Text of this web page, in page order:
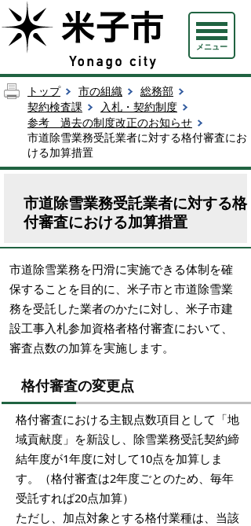
メニュー
トップ 市の組織
総務部
契約検査課
入札・契約制度
参考 過去の制度改正のお知らせ
市道除雪業務受託業者に対する格付審査にお
ける加算措置
市道除雪業務受託業者に対する格
付審査における加算措置
市道除雪業務を円滑に実施できる体制を確
保することを目的に、米子市と市道除雪業
務を受託した業者のかたに対し、米子市建
設工事入札参加資格者格付審査において、
審査点数の加算を実施します。
格付審査の変更点
格付審査における主観点数項目として「地
域貢献度」を新設し、除雪業務受託契約締
結年度が1年度に対して10点を加算しま
す。（格付審査は2年度ごとのため、毎年
受託すれば20点加算）
ただし、加点対象とする格付業種は、当該